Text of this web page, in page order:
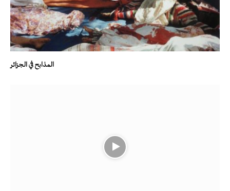
المذابح في الجزائر